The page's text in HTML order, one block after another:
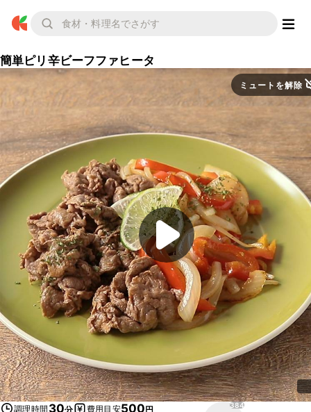
簡単ピリ辛ビーフファヒータ
ミュートを解除
調理時間 30分 費用目安500円 384